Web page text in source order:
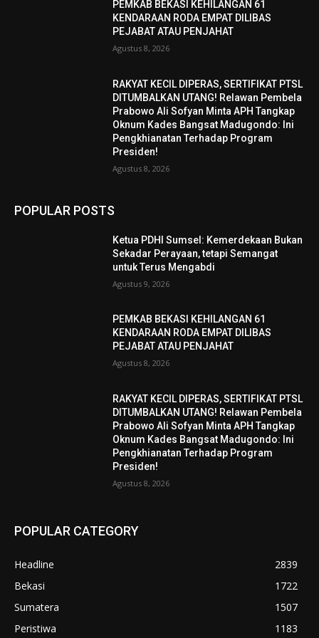
PEMKAB BEKASI KEHILANGAN 61
KENDARAAN RODA EMPAT DILIBAS
PEJABAT ATAU PENJAHAT
Agustus 8, 2026
RAKYAT KECIL DIPERAS, SERTIFIKAT PTSL
DITUMBALKAN UTANG! Relawan Pembela
Prabowo Ali Sofyan Minta APH Tangkap
Oknum Kades Bangsat Madugondo: Ini
Pengkhianatan Terhadap Program
Presiden!
Agustus 8, 2026
POPULAR POSTS
Ketua PDHI Sumsel: Kemerdekaan Bukan
Sekadar Perayaan, tetapi Semangat
untuk Terus Mengabdi
Agustus 9, 2026
PEMKAB BEKASI KEHILANGAN 61
KENDARAAN RODA EMPAT DILIBAS
PEJABAT ATAU PENJAHAT
Agustus 8, 2026
RAKYAT KECIL DIPERAS, SERTIFIKAT PTSL
DITUMBALKAN UTANG! Relawan Pembela
Prabowo Ali Sofyan Minta APH Tangkap
Oknum Kades Bangsat Madugondo: Ini
Pengkhianatan Terhadap Program
Presiden!
Agustus 8, 2026
POPULAR CATEGORY
Headline
2839
Bekasi
1722
Sumatera
1507
Peristiwa
1183